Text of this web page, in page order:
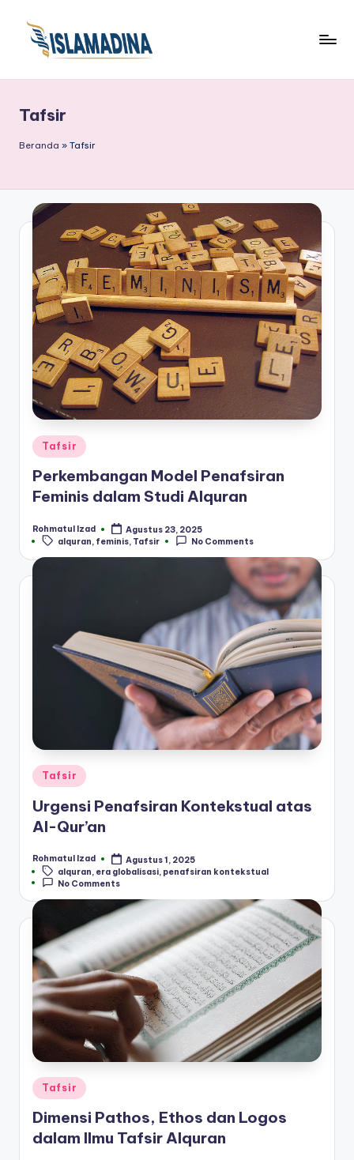
Tafsir
Beranda » Tafsir
Posted
in
Tafsir
Perkembangan Model Penafsiran
Feminis dalam Studi Alquran
Posted
by
Rohmatul Izad Agustus 23, 2025
Tags:
alquran, feminis, Tafsir No Comments
Posted
Tafsir
Urgensi Penafsiran Kontekstual atas
Al-Qur’an
Posted
by
Rohmatul Izad
Agustus 1, 2025
Tags:alquran, era globalisasi, penafsiran kontekstual
No Comments
Posted
in
Tafsir
Dimensi Pathos, Ethos dan Logos
dalam Ilmu Tafsir Alquran